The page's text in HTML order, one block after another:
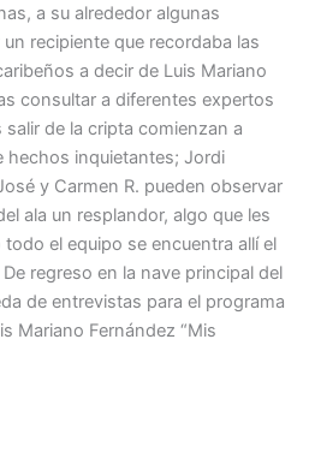
a su alrededor algunas
recipiente que recordaba las
a decir de Luis Mariano
consultar a diferentes expertos
de la cripta comienzan a
hechos inquietantes; Jordi
y Carmen R. pueden observar
ala un resplandor, algo que les
el equipo se encuentra allí el
regreso en la nave principal del
de entrevistas para el programa
Mariano Fernández “Mis